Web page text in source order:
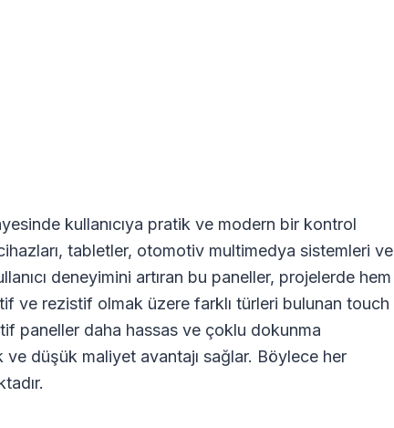
kullanıcıya pratik ve modern bir kontrol
tabletler, otomotiv multimedya sistemleri ve
deneyimini artıran bu paneller, projelerde hem
ve rezistif olmak üzere farklı türleri bulunan touch
paneller daha hassas ve çoklu dokunma
ve düşük maliyet avantajı sağlar. Böylece her